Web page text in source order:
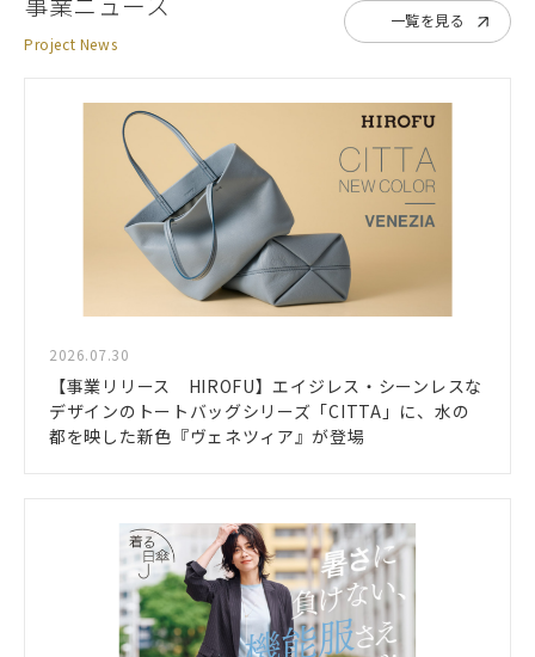
Project News
一覧を見る
2026.07.30
【事業リリース HIROFU】エイジレス・シーンレスな
デザインのトートバッグシリーズ「CITTA」に、水の
都を映した新色『ヴェネツィア』が登場